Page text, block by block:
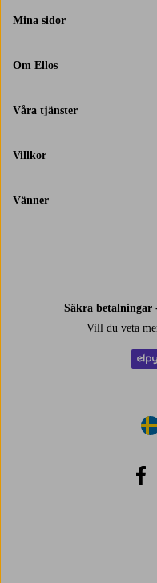
Mina sidor
Om Ellos
Våra tjänster
Villkor
Vänner
Säkra betalningar
Vill du veta
-